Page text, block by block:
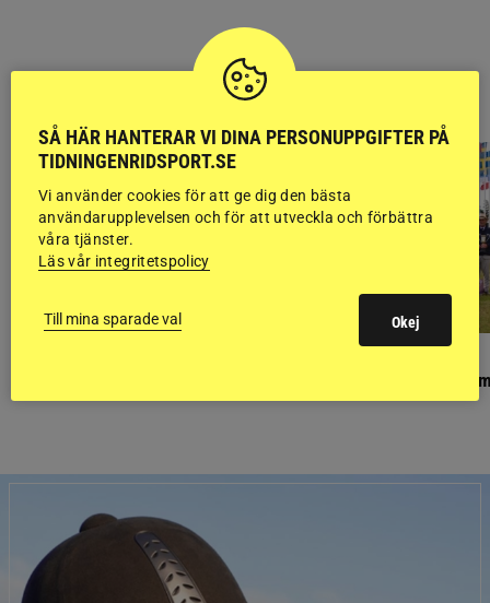
RIDSPORT
Finaldag med
SÅ HÄR HANTERAR VI DINA PERSONUPPGIFTER PÅ
TIDNINGENRIDSPORT.SE
Vi använder cookies för att ge dig den bästa
användarupplevelsen och för att utveckla och förbättra
våra tjänster.
Läs vår integritetspolicy
Till mina sparade val Okej